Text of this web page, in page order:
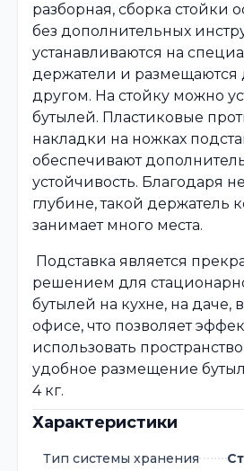
разборная, сборка стойки
без дополнительных
устанавливаются на
держатели и размещаются
другом. На стойку можно
бутылей. Пластиковые
накладки на ножках
обеспечивают
устойчивость. Благодаря
глубине, такой держатель
занимает много места.
Подставка является
решением для
бутылей на кухне, на даче,
офисе, что позволяет
использовать
удобное размещение
4 кг.
Характеристики
Тип системы хранения